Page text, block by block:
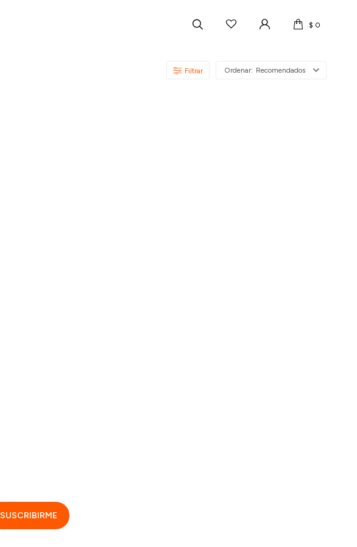
$ 0
Recomendados
SUSCRIBIRME